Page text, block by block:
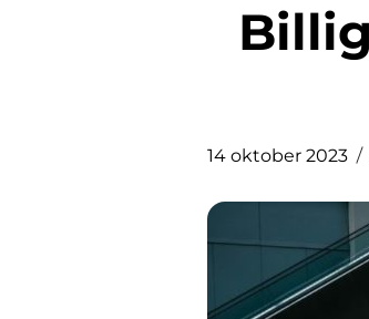
Billigast parfym på nätet: En
14 oktober 2023